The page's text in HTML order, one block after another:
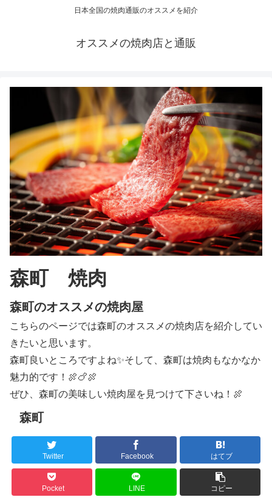
日本全国の焼肉通販のオススメを紹介
オススメの焼肉店と通販
森町 焼肉
森町のオススメの焼肉屋
こちらのページでは森町のオススメの焼肉店を紹介してい
きたいと思います。
森町良いところですよね✨そして、森町は焼肉もなかなか
魅力的です！🍖🍗🍖
ぜひ、森町の美味しい焼肉屋を見つけて下さいね！🍖
森町
Twitter Facebook はてブ
Pocket LINE コピー